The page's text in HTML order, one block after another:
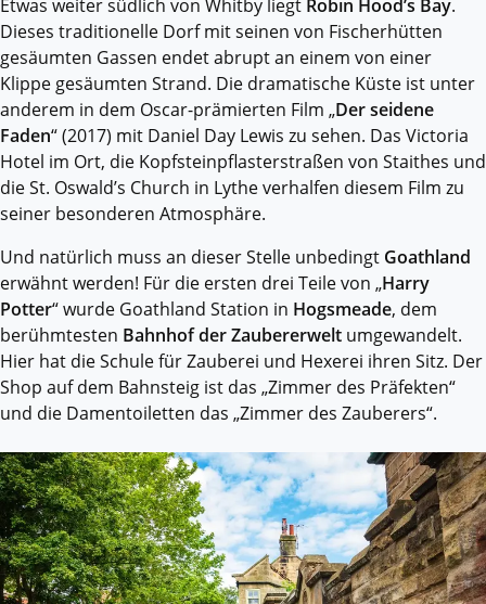
Etwas weiter südlich von Whitby liegt Robin Hood’s Bay.
Dieses traditionelle Dorf mit seinen von Fischerhütten
gesäumten Gassen endet abrupt an einem von einer
Klippe gesäumten Strand. Die dramatische Küste ist unter
anderem in dem Oscar-prämierten Film „Der seidene
Faden“ (2017) mit Daniel Day Lewis zu sehen. Das Victoria
Hotel im Ort, die Kopfsteinpflasterstraßen von Staithes und
die St. Oswald’s Church in Lythe verhalfen diesem Film zu
seiner besonderen Atmosphäre.
Und natürlich muss an dieser Stelle unbedingt Goathland
erwähnt werden! Für die ersten drei Teile von „Harry
Potter“ wurde Goathland Station in Hogsmeade, dem
berühmtesten Bahnhof der Zaubererwelt umgewandelt.
Hier hat die Schule für Zauberei und Hexerei ihren Sitz. Der
Shop auf dem Bahnsteig ist das „Zimmer des Präfekten“
und die Damentoiletten das „Zimmer des Zauberers“.